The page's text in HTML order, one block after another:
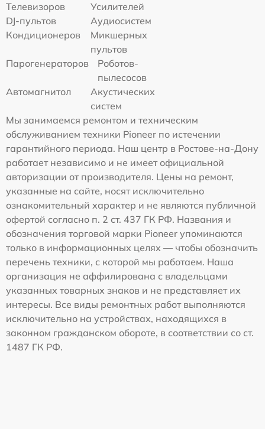
Телевизоров
Усилителей
DJ-пультов
Аудиосистем
Кондиционеров
Микшерных
пультов
Парогенераторов
Роботов-
пылесосов
Автомагнитол
Акустических
систем
Мы занимаемся ремонтом и техническим
обслуживанием техники Pioneer по истечении
гарантийного периода. Наш центр в Ростове-на-Дону
работает независимо и не имеет официальной
авторизации от производителя. Цены на ремонт,
указанные на сайте, носят исключительно
ознакомительный характер и не являются публичной
офертой согласно п. 2 ст. 437 ГК РФ. Названия и
обозначения торговой марки Pioneer упоминаются
только в информационных целях — чтобы обозначить
перечень техники, с которой мы работаем. Наша
организация не аффилирована с владельцами
указанных товарных знаков и не представляет их
интересы. Все виды ремонтных работ выполняются
исключительно на устройствах, находящихся в
законном гражданском обороте, в соответствии со ст.
1487 ГК РФ.